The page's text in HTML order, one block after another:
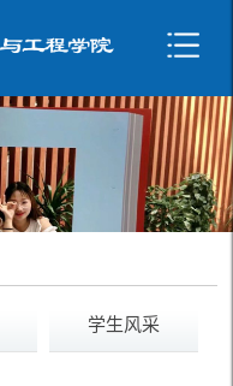
学生风采